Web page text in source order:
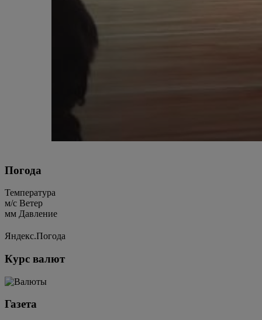
Погода
Температура
м/c Ветер
мм Давление
Яндекс.Погода
Курс валют
Газета